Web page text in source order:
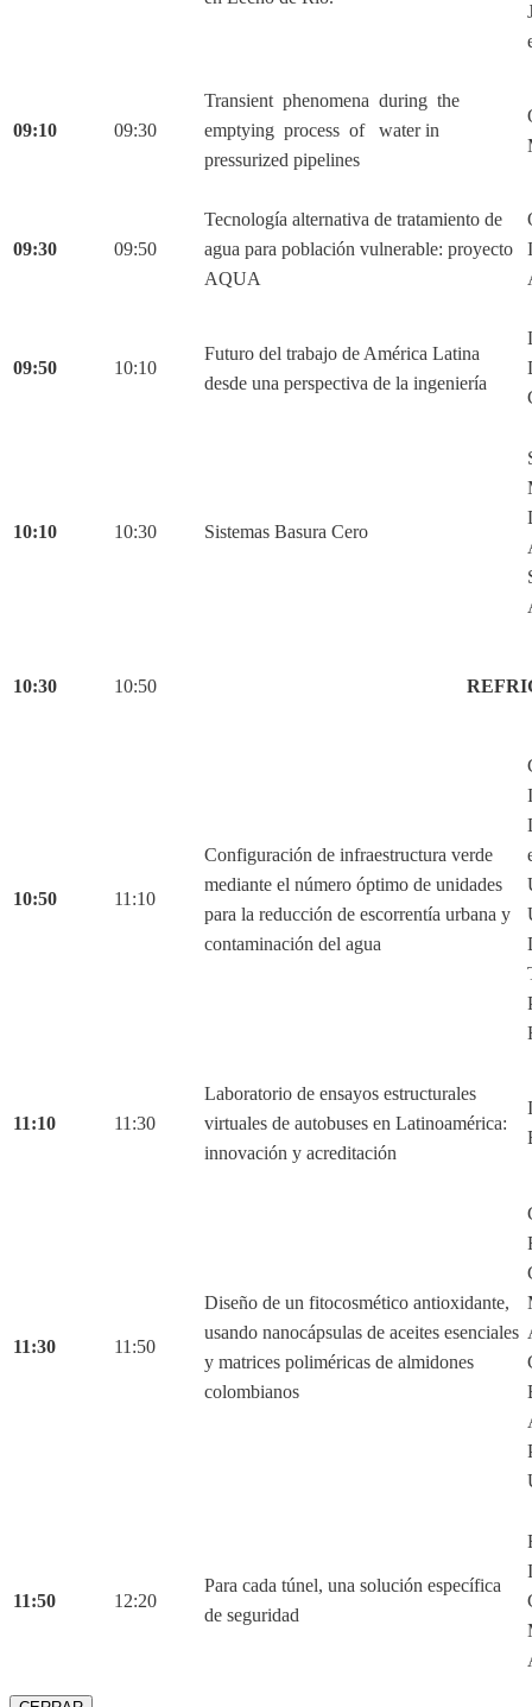
09:10 09:30
Transient phenomena during the
emptying process of water in
pressurized pipelines
09:30 09:50
Tecnología alternativa de tratamiento de
agua para población vulnerable: proyecto
AQUA
09:50 10:10
Futuro del trabajo de América Latina
desde una perspectiva de la ingeniería
10:10 10:30 Sistemas Basura Cero
10:30 10:50
10:50 11:10
Configuración de infraestructura verde
mediante el número óptimo de unidades
para la reducción de escorrentía urbana y
contaminación del agua
11:10 11:30
Laboratorio de ensayos estructurales
virtuales de autobuses en Latinoamérica:
innovación y acreditación
11:30 11:50
Diseño de un fitocosmético antioxidante,
usando nanocápsulas de aceites esenciales
y matrices poliméricas de almidones
colombianos
11:50 12:20
Para cada túnel, una solución específica
de seguridad